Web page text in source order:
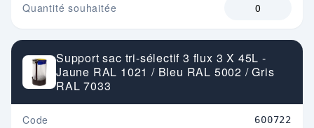
Quantité souhaitée
Support sac tri-sélectif 3 flux 3 X 45L -
Jaune RAL 1021 / Bleu RAL 5002 / Gris
RAL 7033
Code 600722